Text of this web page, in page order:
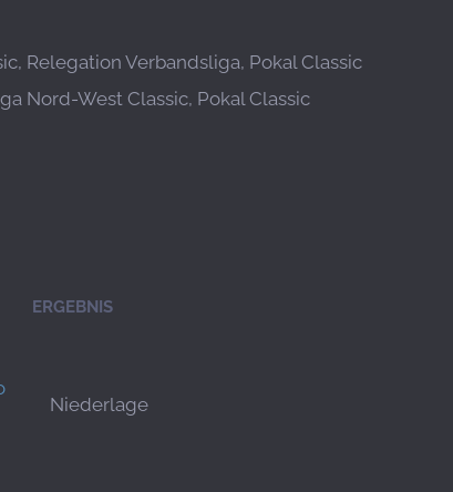
Relegation Verbandsliga, Pokal Classic
Nord-West Classic, Pokal Classic
ERGEBNIS
Niederlage